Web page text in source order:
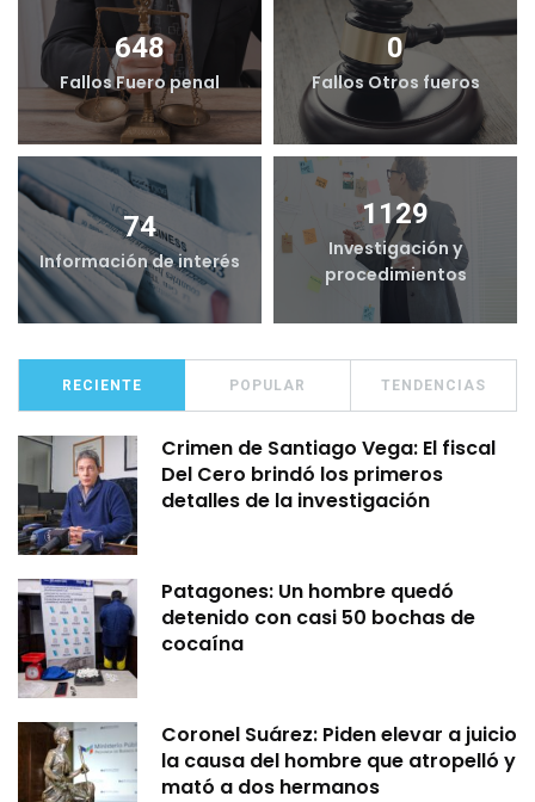
648
Fallos Fuero penal
0
Fallos Otros fueros
74
Información de interés
1129
Investigación y
procedimientos
RECIENTE POPULAR TENDENCIAS
Crimen de Santiago Vega: El fiscal
Del Cero brindó los primeros
detalles de la investigación
Patagones: Un hombre quedó
detenido con casi 50 bochas de
cocaína
Coronel Suárez: Piden elevar a juicio
la causa del hombre que atropelló y
mató a dos hermanos